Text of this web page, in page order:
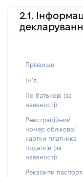
2.1.
Прізвище:
Імʼя:
По батькові (за
наявності):
Реєстраційний
номер облікової
картки платника
податків (за
наявності):
Реквізити